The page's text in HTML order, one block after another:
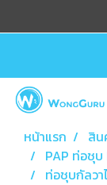
หน้าแรก สิน
PAP ท่อชุบ
ท่อชุบกัลวา